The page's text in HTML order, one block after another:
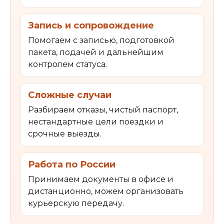
Запись и сопровождение
Помогаем с записью, подготовкой
пакета, подачей и дальнейшим
контролем статуса.
Сложные случаи
Разбираем отказы, чистый паспорт,
нестандартные цели поездки и
срочные выезды.
Работа по России
Принимаем документы в офисе и
дистанционно, можем организовать
курьерскую передачу.